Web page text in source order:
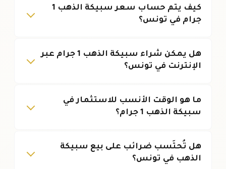
كيف يتم حساب سعر سبيكة الذهب 1
جرام في تونس؟
هل يمكن شراء سبيكة الذهب 1 جرام عبر
الإنترنت في تونس؟
ما هو الوقت الأنسب للاستثمار في
سبيكة الذهب 1 جرام؟
هل تُحتَسب ضرائب على بيع سبيكة
الذهب في تونس؟